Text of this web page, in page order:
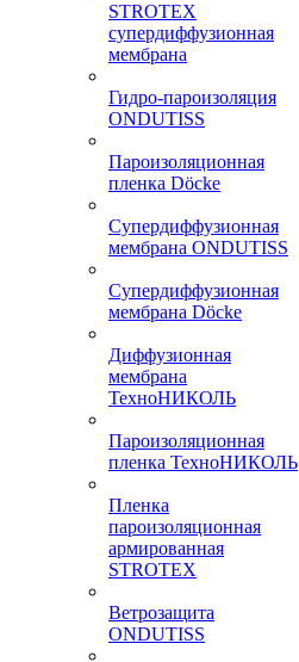
STROTEX
супердиффузионная
мембрана
Гидро-пароизоляция
ONDUTISS
Пароизоляционная
пленка Döcke
Супердиффузионная
мембрана ONDUTISS
Супердиффузионная
мембрана Döcke
Диффузионная
мембрана
ТехноНИКОЛЬ
Пароизоляционная
пленка ТехноНИКОЛЬ
Пленка
пароизоляционная
армированная
STROTEX
Ветрозащита
ONDUTISS